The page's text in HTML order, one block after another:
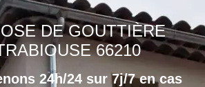
DE GOUTTIÈRE
66210
24h/24 sur 7j/7 en cas